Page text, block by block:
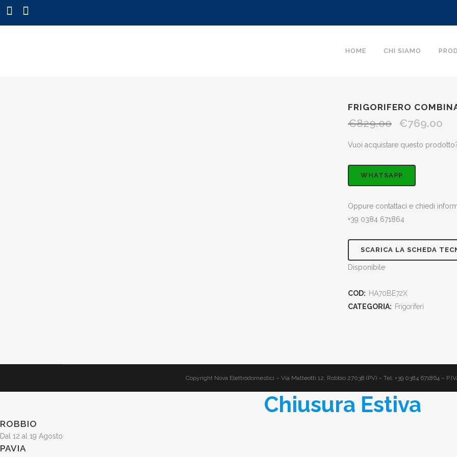
HOME CHI SIAMO
FRIGORIFERO
€829.00
Il
originale
€829.00.
€769.00
Vuoi acquistare questo
WHATSAPP
Oppure contattaci e chiedi
+39 0384 671864
SCARICA LA SCHEDA
Disponibile
COD: HA70BE72X
CATEGORIA: Frigoriferi
Copyright Nova Elettrodomestici – Via Matteotti 12, Robbio 27038 (PV) – Tel: +39 0384 671864 –
Chiusura Estiva
ROBBIO
Dal 12 al 19 Agosto
PAVIA